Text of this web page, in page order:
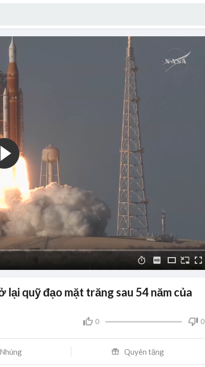
quỹ đạo mặt trăng sau 54 năm của
0 0
Nhúng Quyên tặng